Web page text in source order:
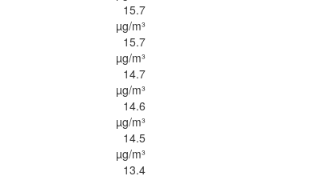
15.7
µg/m³
15.7
µg/m³
14.7
µg/m³
14.6
µg/m³
14.5
µg/m³
13.4